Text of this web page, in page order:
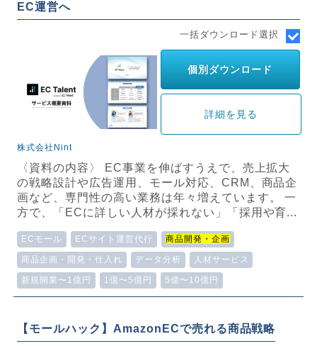
EC運営へ
一括ダウンロード選択
個別ダウンロード
詳細を見る
株式会社Nint
〈資料の内容〉 EC事業を伸ばすうえで、売上拡大
の戦略設計や広告運用、モール対応、CRM、商品企
画など、専門性の高い業務は年々増えています。 一
方で、「ECに詳しい人材が採れない」「採用や育...
ECモール ECサイト運営代行 商品開発・企画
商品企画・開発・仕入れ データ分析 人材サービス
新規開業〜1億円 1億〜5億円 5億〜10億円
【モールハック】AmazonECで売れる商品戦略